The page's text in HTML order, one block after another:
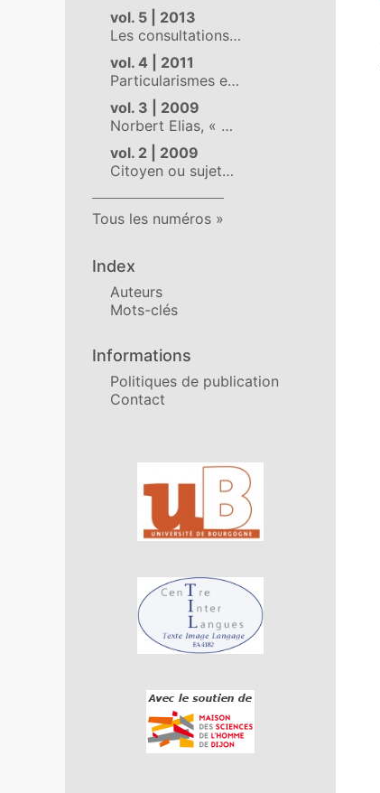
vol. 5 | 2013
Les consultations…
vol. 4 | 2011
Particularismes e…
vol. 3 | 2009
Norbert Elias, « …
vol. 2 | 2009
Citoyen ou sujet…
Tous les numéros
Index
Auteurs
Mots-clés
Informations
Politiques de publication
Contact
Affiliations/partenaires